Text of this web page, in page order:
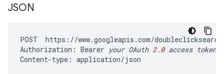
JSON
POST https : //www.googleapis .com/doubleclicksearch
Authorization : Bearer your OAuth 2.0 access token
Content-type : application/json